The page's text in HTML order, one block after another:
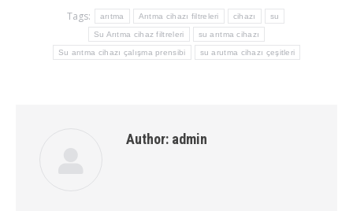
Tags:
arıtma Arıtma cihazı filtreleri cihazı su
Su Arıtma cihaz filtreleri su arıtma cihazı
Su arıtma cihazı çalışma prensibi su arutma cihazı çeşitleri
Author: admin